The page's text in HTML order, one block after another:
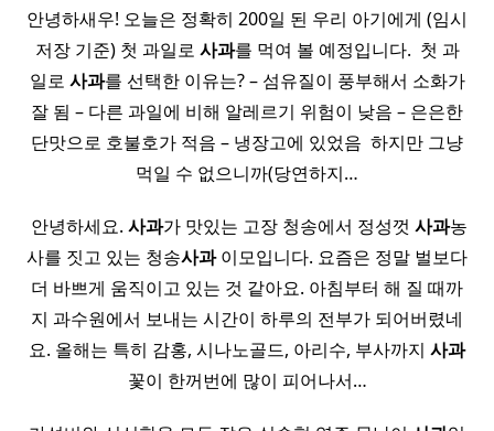
안녕하새우! 오늘은 정확히 200일 된 우리 아기에게 (임시
저장 기준) 첫 과일로 사과를 먹여 볼 예정입니다. ​ 첫 과
일로 사과를 선택한 이유는? – 섬유질이 풍부해서 소화가
잘 됨 – 다른 과일에 비해 알레르기 위험이 낮음 – 은은한
단맛으로 호불호가 적음 – 냉장고에 있었음 ​ 하지만 그냥
먹일 수 없으니까(당연하지…
​ 안녕하세요. 사과가 맛있는 고장 청송에서 정성껏 사과농
사를 짓고 있는 청송사과이모입니다. 요즘은 정말 벌보다
더 바쁘게 움직이고 있는 것 같아요. 아침부터 해 질 때까
지 과수원에서 보내는 시간이 하루의 전부가 되어버렸네
요. 올해는 특히 감홍, 시나노골드, 아리수, 부사까지 사과
꽃이 한꺼번에 많이 피어나서…